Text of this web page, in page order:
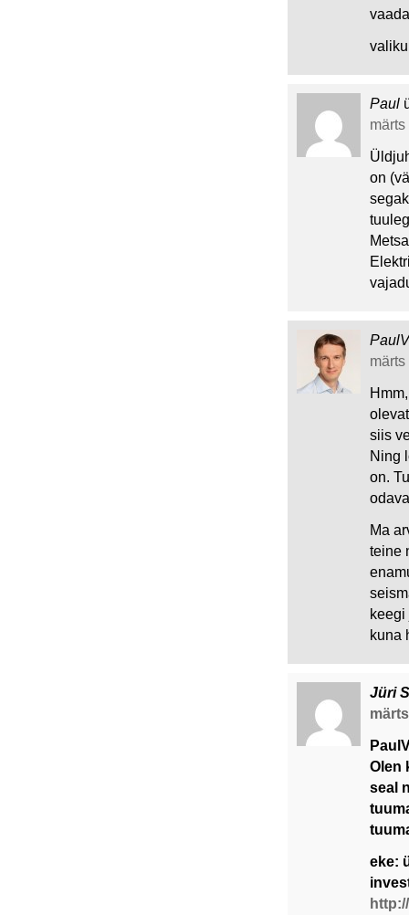
Paul
on
PaulV
siis
Ning
on.
Ma
teine
keegi
kuna
Jüri
Olen
seal
eke: